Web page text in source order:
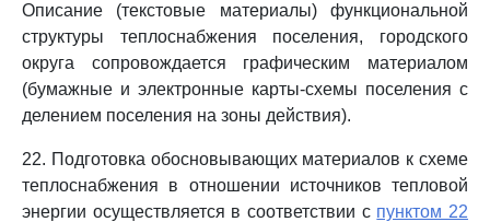
Описание (текстовые материалы) функциональной
структуры теплоснабжения поселения, городского
округа сопровождается графическим материалом
(бумажные и электронные карты-схемы поселения с
делением поселения на зоны действия).
22. Подготовка обосновывающих материалов к схеме
теплоснабжения в отношении источников тепловой
энергии осуществляется в соответствии с пунктом 22